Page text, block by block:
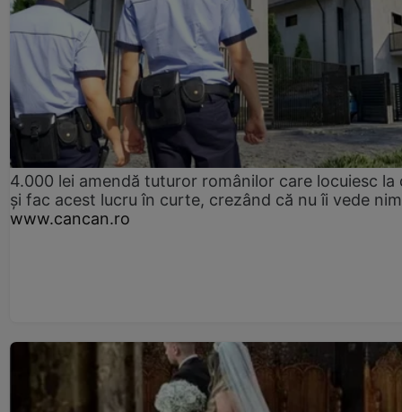
4.000 lei amendă tuturor românilor care locuiesc la
și fac acest lucru în curte, crezând că nu îi vede
www.cancan.ro